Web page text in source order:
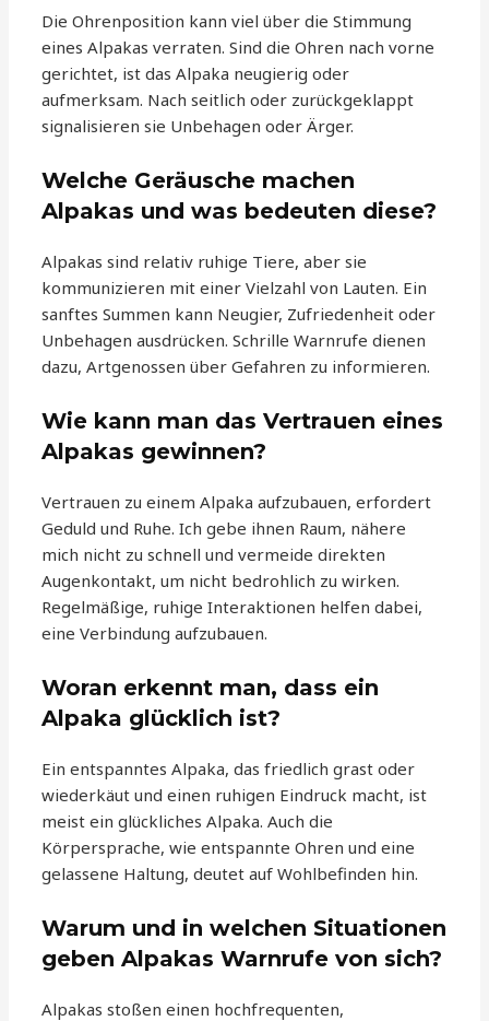
Die Ohrenposition kann viel über die Stimmung
eines Alpakas verraten. Sind die Ohren nach vorne
gerichtet, ist das Alpaka neugierig oder
aufmerksam. Nach seitlich oder zurückgeklappt
signalisieren sie Unbehagen oder Ärger.
Welche Geräusche machen
Alpakas und was bedeuten diese?
Alpakas sind relativ ruhige Tiere, aber sie
kommunizieren mit einer Vielzahl von Lauten. Ein
sanftes Summen kann Neugier, Zufriedenheit oder
Unbehagen ausdrücken. Schrille Warnrufe dienen
dazu, Artgenossen über Gefahren zu informieren.
Wie kann man das Vertrauen eines
Alpakas gewinnen?
Vertrauen zu einem Alpaka aufzubauen, erfordert
Geduld und Ruhe. Ich gebe ihnen Raum, nähere
mich nicht zu schnell und vermeide direkten
Augenkontakt, um nicht bedrohlich zu wirken.
Regelmäßige, ruhige Interaktionen helfen dabei,
eine Verbindung aufzubauen.
Woran erkennt man, dass ein
Alpaka glücklich ist?
Ein entspanntes Alpaka, das friedlich grast oder
wiederkäut und einen ruhigen Eindruck macht, ist
meist ein glückliches Alpaka. Auch die
Körpersprache, wie entspannte Ohren und eine
gelassene Haltung, deutet auf Wohlbefinden hin.
Warum und in welchen Situationen
geben Alpakas Warnrufe von sich?
Alpakas stoßen einen hochfrequenten,